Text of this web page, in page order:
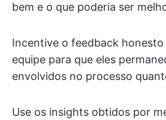
bem e o que poderia ser
Incentive o feedback
equipe para que eles
envolvidos no processo
Use os insights obtidos por